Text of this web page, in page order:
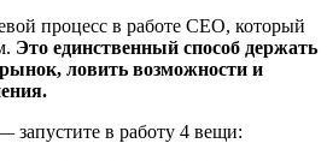
процесс в работе CEO, который
Это единственный способ держать
ловить возможности и
запустите в работу 4 вещи: